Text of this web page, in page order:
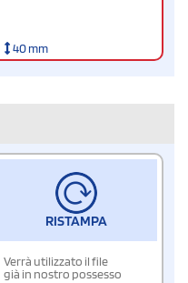
40 mm
RISTAMPA
Verrà utilizzato il file
già in nostro possesso